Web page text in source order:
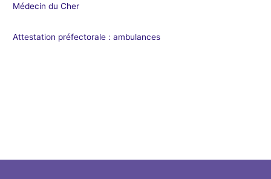
Médecin du Cher
Attestation préfectorale : ambulances